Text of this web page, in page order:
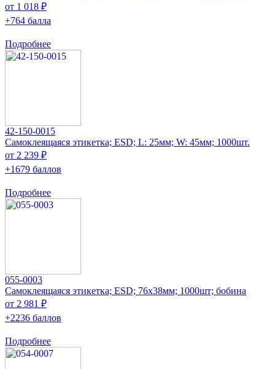
от 1 018 ₽
+764 балла
Подробнее
42-150-0015
Самоклеящаяся этикетка; ESD; L: 25мм; W: 45мм; 1000шт.
от 2 239 ₽
+1679 баллов
Подробнее
055-0003
Самоклеящаяся этикетка; ESD; 76x38мм; 1000шт; бобина
от 2 981 ₽
+2236 баллов
Подробнее